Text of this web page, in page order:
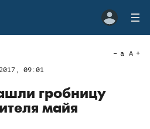
09:01
a A
гробницу
майя